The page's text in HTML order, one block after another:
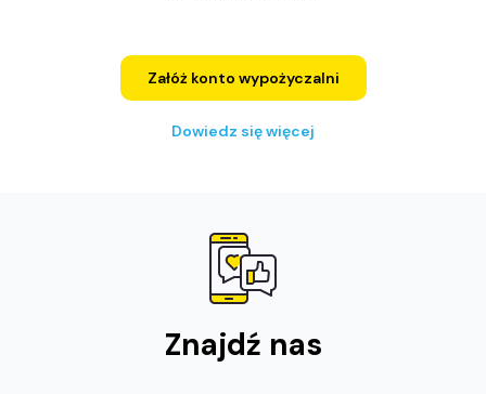
Załóż konto wypożyczalni
Dowiedz się więcej
Znajdź nas